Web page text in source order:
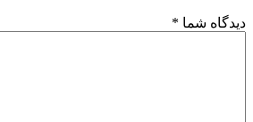
دیدگاه شما *